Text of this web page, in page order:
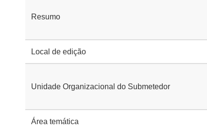
Resumo
Local de edição
Unidade Organizacional do Submetedor
Área temática